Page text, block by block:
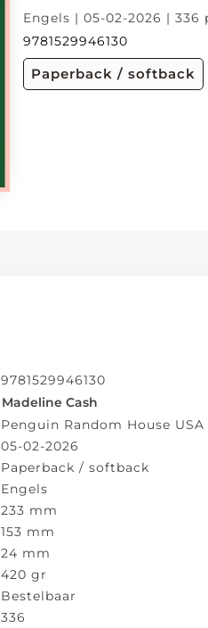
Engels | 05-02-2026 | 336
9781529946130
Paperback / softback
9781529946130
Madeline Cash
Penguin Random House USA
05-02-2026
Paperback / softback
Engels
233 mm
153 mm
24 mm
420 gr
Bestelbaar
336